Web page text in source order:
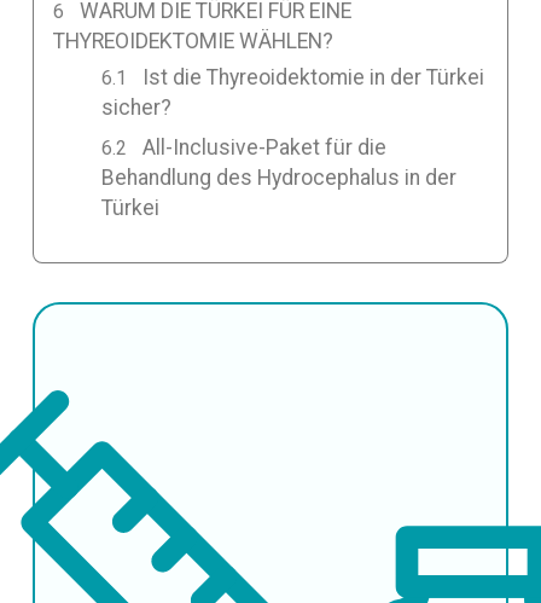
WARUM DIE TÜRKEI FÜR EINE
THYREOIDEKTOMIE WÄHLEN?
Ist die Thyreoidektomie in der Türkei
sicher?
All-Inclusive-Paket für die
Behandlung des Hydrocephalus in der
Türkei